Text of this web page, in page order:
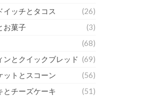
イッチとタコス
(26)
お菓子
(3)
(68)
ンとクイックブレッド (69)
ットとスコーン
(56)
とチーズケーキ
(51)